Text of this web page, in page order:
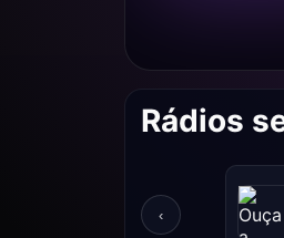
Rádios
‹